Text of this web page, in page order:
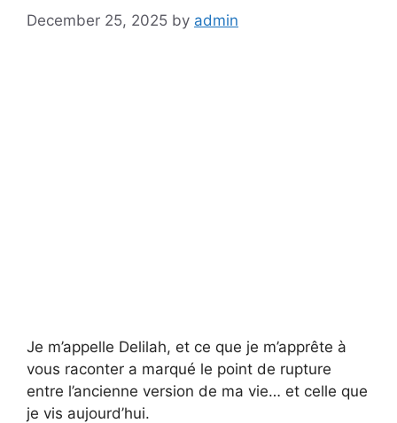
December 25, 2025 by admin
Je m’appelle Delilah, et ce que je m’apprête à
vous raconter a marqué le point de rupture
entre l’ancienne version de ma vie… et celle que
je vis aujourd’hui.